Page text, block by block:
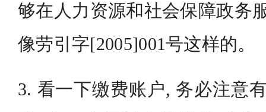
够在人力资源和社会保障政务
像劳引字[2005]001号这样的。
3. 看一下缴费账户, 务必注意